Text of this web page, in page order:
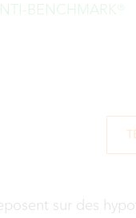
BENCHMARK®
sur des